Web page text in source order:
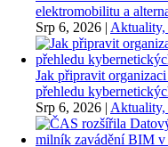
elektromobilitu a
Srp 6, 2026 |
Jak připravit
přehledu
Srp 6, 2026 |